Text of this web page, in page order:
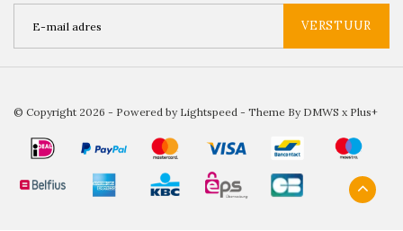
VERSTUUR
© Copyright 2026 - Powered by Lightspeed - Theme By DMWS x Plus+